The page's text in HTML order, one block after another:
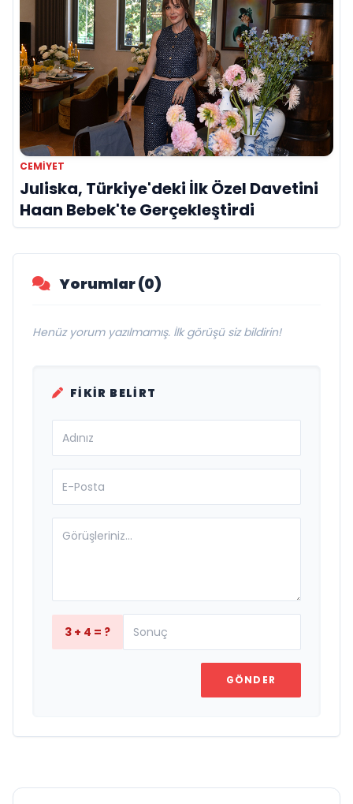
CEMIYET
Juliska, Türkiye'deki İlk Özel Davetini
Haan Bebek'te Gerçekleştirdi
Yorumlar (0)
Henüz yorum yazılmamış. İlk görüşü siz bildirin!
FIKIR BELIRT
3 + 4 = ?
GÖNDER